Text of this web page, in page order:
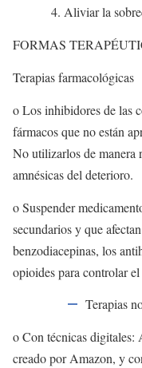
Aliviar la
FORMAS
Terapias farmacológicas
o Los inhibidores de las
fármacos que no están
No utilizarlos de manera
amnésicas del deterioro.
o Suspender
secundarios y que
benzodiacepinas, los
opioides para controlar
Terapias
o Con técnicas digitales:
creado por Amazon, y